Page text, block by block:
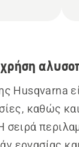
Husqvarna
καθώς